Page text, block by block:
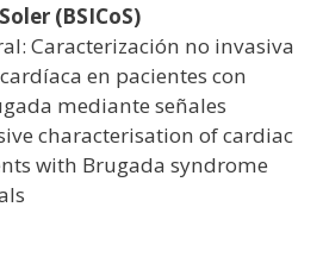
(BSICoS)
Caracterización no invasiva
en pacientes con
mediante señales
characterisation of cardiac
with Brugada syndrome